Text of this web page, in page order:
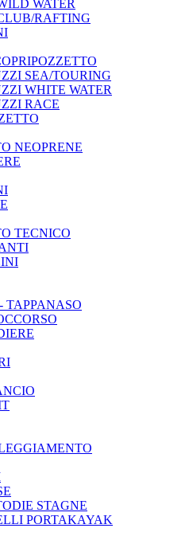
WATER
RAFTING
SEA/TOURING
WHITE WATER
RACE
NEOPRENE
TECNICO
TAPPANASO
STAGNE
PORTAKAYAK